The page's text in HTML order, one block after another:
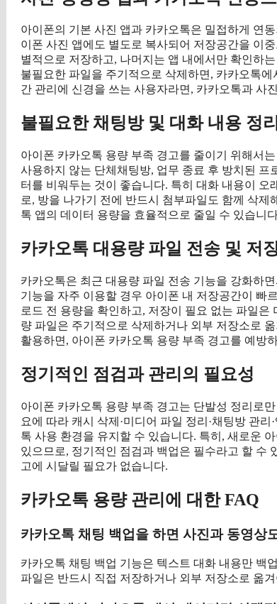
아이폰의 기본 사진 앱과 카카오톡은 밀접하게 연
이폰 사진 앱에도 별도로 복사되어 저장공간을 이
별적으로 저장하고, 나머지는 앱 내에서만 확인하
불필요한 파일을 주기적으로 삭제하면, 카카오톡
간 관리에 신경을 쓰는 사용자라면, 카카오톡과 사
불필요한 채팅방 및 대화 내용 정리
아이폰 카카오톡 용량 부족 경고를 줄이기 위해서
사용하지 않는 단체채팅방, 업무 종료 후 방치된 프
터를 비워두는 것이 좋습니다. 특히 대화 내용이
로, 방을 나가기 전에 반드시 첨부파일도 함께 삭
톡 앱의 데이터 용량을 효율적으로 줄일 수 있습니
카카오톡 대용량 파일 전송 및 저
카카오톡은 최근 대용량 파일 전송 기능을 강화하
기능을 자주 이용할 경우 아이폰 내 저장공간이 빠
로드 전 용량을 확인하고, 저장이 필요 없는 파일
량 파일은 주기적으로 삭제하거나 외부 저장소로
활용하면, 아이폰 카카오톡 용량 부족 경고를 예방
정기적인 점검과 관리의 필요성
아이폰 카카오톡 용량 부족 경고는 단발성 정리로
요에 따라 캐시 삭제·미디어 파일 정리·채팅방 관
톡 사용 환경을 유지할 수 있습니다. 특히, 새로운
있으므로, 정기적인 점검과 백업은 필수라고 할 수
고에 시달릴 필요가 없습니다.
카카오톡 용량 관리에 대한 FAQ
카카오톡 채팅 백업을 하면 사진과 동영상
카카오톡 채팅 백업 기능은 텍스트 대화 내용만 백
파일은 반드시 직접 저장하거나 외부 저장소로 옮